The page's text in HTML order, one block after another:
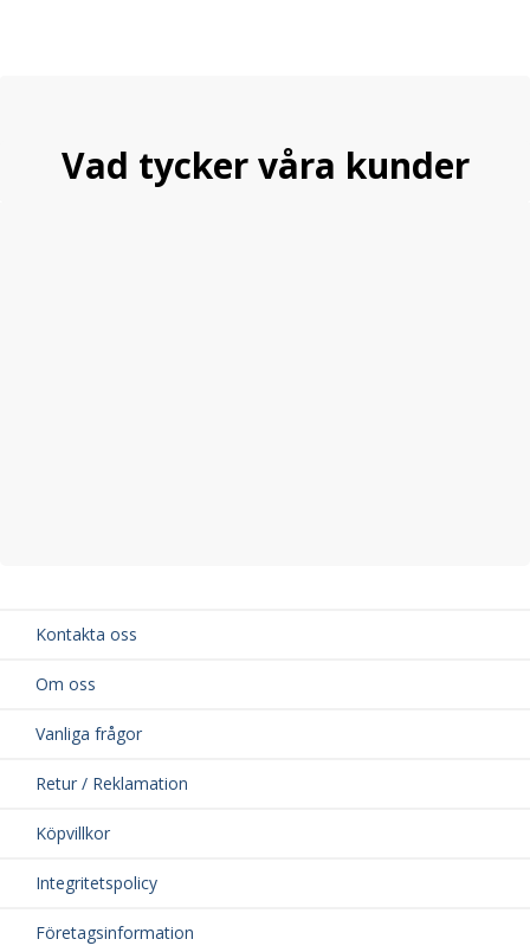
Vad tycker våra kunder
Kontakta oss
Om oss
Vanliga frågor
Retur / Reklamation
Köpvillkor
Integritetspolicy
Företagsinformation